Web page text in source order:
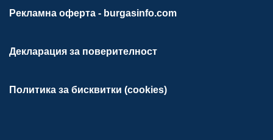
Рекламна оферта - burgasinfo.com
Декларация за поверителност
Политика за бисквитки (cookies)